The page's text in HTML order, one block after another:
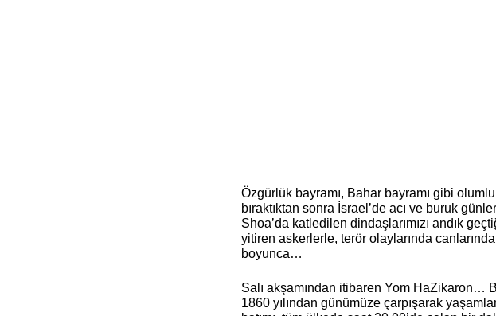
Özgürlük bayramı, Bahar bayramı gibi
bıraktıktan sonra İsrael’de acı ve buruk
Shoa’da katledilen dindaşlarımızı andık
yitiren askerlerle, terör olaylarında
boyunca…
Salı akşamından itibaren Yom HaZikaron…
1860 yılından günümüze çarpışarak